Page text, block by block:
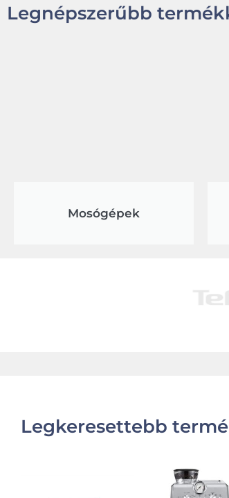
Legnépszerűbb
Mosógépek
Legkeresettebb